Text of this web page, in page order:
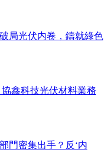
局光伏内卷，鑄就綠色
鑫科技光伏材料業務
門密集出手？反‘内